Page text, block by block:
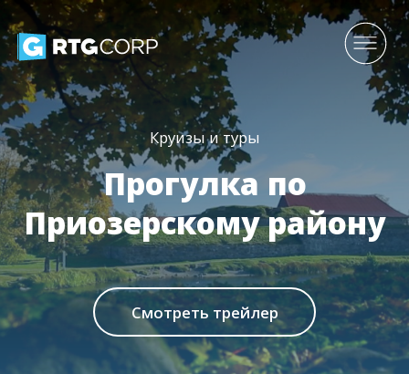
Круизы и туры
Прогулка по
Приозерскому району
Смотреть трейлер